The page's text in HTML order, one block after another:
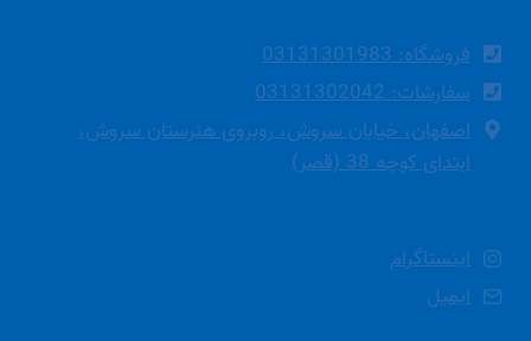
فروشگاه: 03131301983
سفارشات: 03131302042
اصفهان، خیابان سروش، روبروی هنرستان سروش،
ابتدای کوچه 38 (قصر)
اینستاگرام
ایمیل